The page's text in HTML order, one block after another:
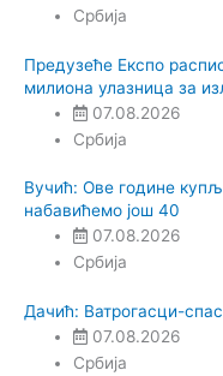
Србија
Предузеће Експо
милиона улазница за
07.08.2026
Србија
Вучић: Ове године
набавићемо још 40
07.08.2026
Србија
Дачић: Ватрогасци-
07.08.2026
Србија